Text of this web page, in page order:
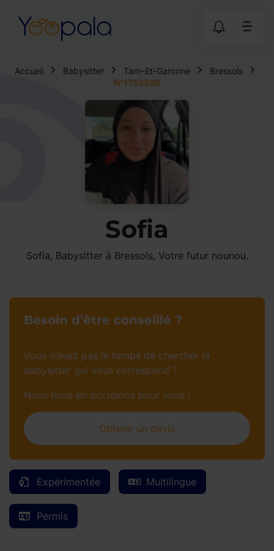
Accueil Babysitter Tarn-Et-Garonne
Bressols
N°1753208
Sofia
Sofia, Babysitter à Bressols, Votre futur nounou.
Expérimentée Multilingue
Permis
Besoin d’être conseillé ?
Vous n’avez pas le temps de chercher la
babysitter qui vous correspond ?
Nous nous en occupons pour vous !
Obtenir un devis